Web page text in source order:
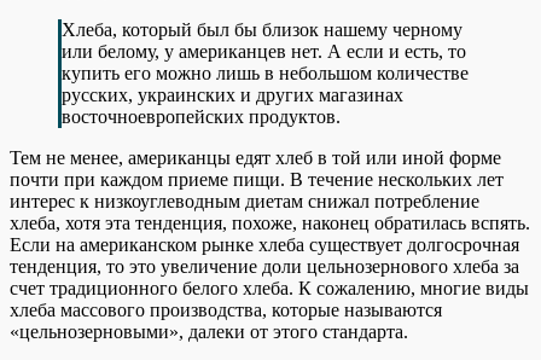
Хлеба, который был бы близок нашему черному
или белому, у американцев нет. А если и есть, то
купить его можно лишь в небольшом количестве
русских, украинских и других магазинах
восточноевропейских продуктов.
Тем не менее, американцы едят хлеб в той или иной форме
почти при каждом приеме пищи. В течение нескольких лет
интерес к низкоуглеводным диетам снижал потребление
хлеба, хотя эта тенденция, похоже, наконец обратилась вспять.
Если на американском рынке хлеба существует долгосрочная
тенденция, то это увеличение доли цельнозернового хлеба за
счет традиционного белого хлеба. К сожалению, многие виды
хлеба массового производства, которые называются
«цельнозерновыми», далеки от этого стандарта.